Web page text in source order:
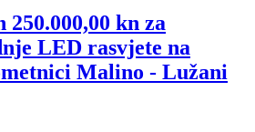
kn za
LED rasvjete na
Malino - Lužani